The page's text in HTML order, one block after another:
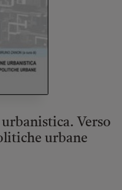
Verso
urbane